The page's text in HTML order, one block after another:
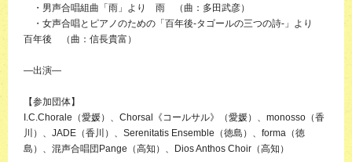
・男声合唱組曲「雨」より 雨 （曲：多田武彦）
・女声合唱とピアノのための「百年後-タゴールの三つの詩-」より
百年後 （曲：信長貴富）
―出演―
【参加団体】
I.C.Chorale（愛媛）、Chorsal《コールサル》（愛媛）、monosso（香
川）、JADE（香川）、Serenitatis Ensemble（徳島）、forma（徳
島）、混声合唱団Pange（高知）、Dios Anthos Choir（高知）